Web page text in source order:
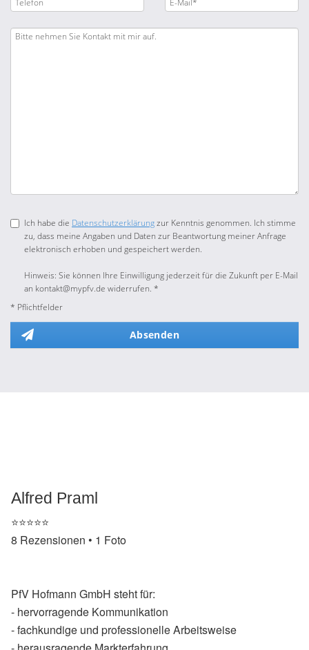
Ich habe die Datenschutzerklärungzur Kenntnis genommen. Ich stimme
zu, dass meine Angaben und Daten zur Beantwortung meiner Anfrage
elektronisch erhoben und gespeichert werden.
Hinweis: Sie können Ihre Einwilligung jederzeit für die Zukunft per E-Mail
an kontakt@mypfv.de widerrufen. *
* Pflichtfelder
Absenden
Alfred Praml
⭐️⭐️⭐️⭐️⭐️
8 Rezensionen • 1 Foto
PfV Hofmann GmbH steht für:
- hervorragende Kommunikation
- fachkundige und professionelle Arbeitsweise